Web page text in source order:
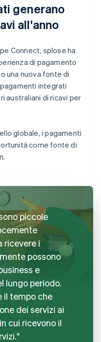
generano
all'anno
Connect, splose ha
di pagamento
una nuova fonte di
integrati
australiani di ricavi per
globale, i pagamenti
come fonte di
piccole
ricevere i
possono
e
lungo periodo.
il tempo che
dei servizi ai
cui ricevono il